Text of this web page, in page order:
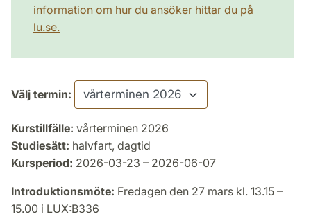
information om hur du ansöker hittar du på
lu.se.
Välj termin:
Kurstillfälle: vårterminen 2026
Studiesätt: halvfart, dagtid
Kursperiod: 2026-03-23 – 2026-06-07
Introduktionsmöte: Fredagen den 27 mars kl. 13.15 –
15.00 i LUX:B336